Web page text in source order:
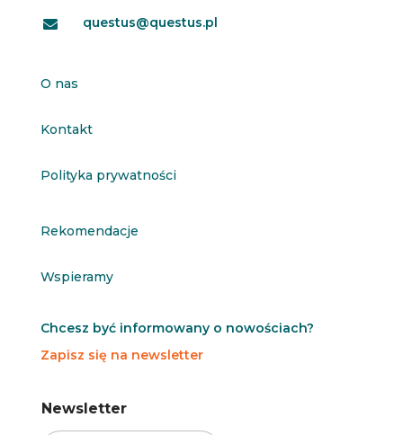
 questus@questus.pl
O nas
Kontakt
Polityka prywatności
Rekomendacje
Wspieramy
Chcesz być informowany o nowościach?
Zapisz się na newsletter
e
w
e
w
Newsletter